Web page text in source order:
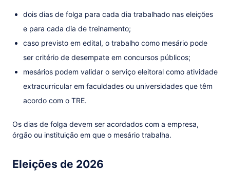
dois dias de folga para cada dia trabalhado nas eleições
e para cada dia de treinamento;
caso previsto em edital, o trabalho como mesário pode
ser critério de desempate em concursos públicos;
mesários podem validar o serviço eleitoral como atividade
extracurricular em faculdades ou universidades que têm
acordo com o TRE.
Os dias de folga devem ser acordados com a empresa,
órgão ou instituição em que o mesário trabalha.
Eleições de 2026